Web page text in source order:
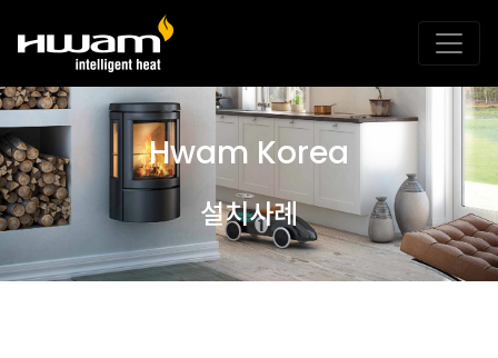
Hwam Korea
설치사례